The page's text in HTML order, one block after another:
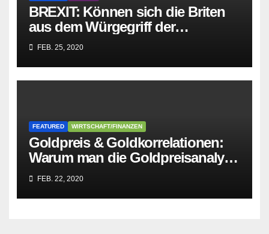
BREXIT: Können sich die Briten
aus dem Würgegriff der
parasitären EU-Mafia befreien?
FEB. 25, 2020
FEATURED WIRTSCHAFT/FINANZEN
Goldpreis & Goldkorrelationen:
Warum man die Goldpreisanalyse
besser Profis überlässt!
FEB. 22, 2020